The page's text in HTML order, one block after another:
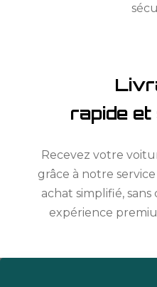
rapide
Recevez votre
grâce à notre
achat simplifié,
expérience